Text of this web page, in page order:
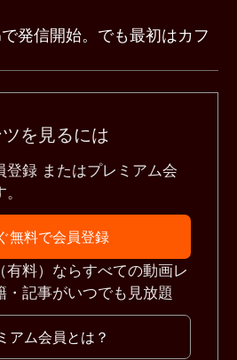
で発信開始。でも最初はカフ
を見るには
登録 またはプレミアム会
無料で会員登録
有料）ならすべての動画レ
・記事がいつでも見放題
アム会員とは？